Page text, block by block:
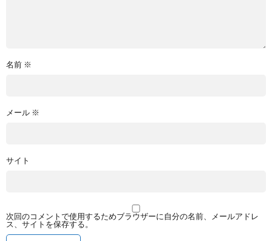
名前 ※
メール ※
サイト
次回のコメントで使用するためブラウザーに自分の名前、メールアドレ
ス、サイトを保存する。